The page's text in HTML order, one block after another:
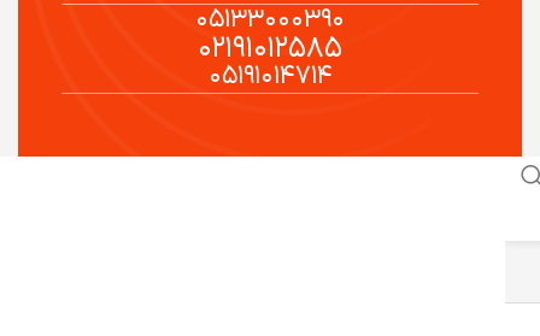
۰۵۱۳۳۰۰۰۳۹۰
۰۲۱۹۱۰۱۲۵۸۵
۰۵۱۹۱۰۱۴۷۱۴